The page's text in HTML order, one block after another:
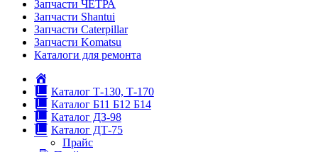
Запчасти ЧЕТРА
Запчасти Shantui
Запчасти Caterpillar
Запчасти Komatsu
Каталоги для ремонта
Каталог Т-130, Т-170
Каталог Б11 Б12 Б14
Каталог ДЗ-98
Каталог ДТ-75
Прайс